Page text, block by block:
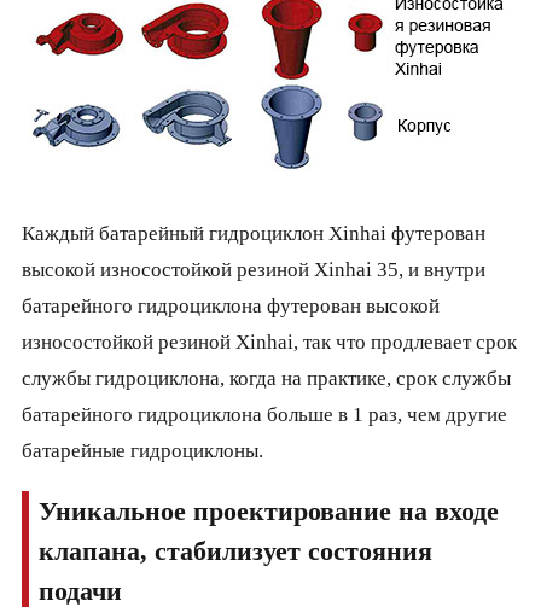
Каждый батарейный гидроциклон Xinhai футерован
высокой износостойкой резиной Xinhai 35, и внутри
батарейного гидроциклона футерован высокой
износостойкой резиной Xinhai, так что продлевает срок
службы гидроциклона, когда на практике, срок службы
батарейного гидроциклона больше в 1 раз, чем другие
батарейные гидроциклоны.
Уникальное проектирование на входе
клапана, стабилизует состояния
подачи